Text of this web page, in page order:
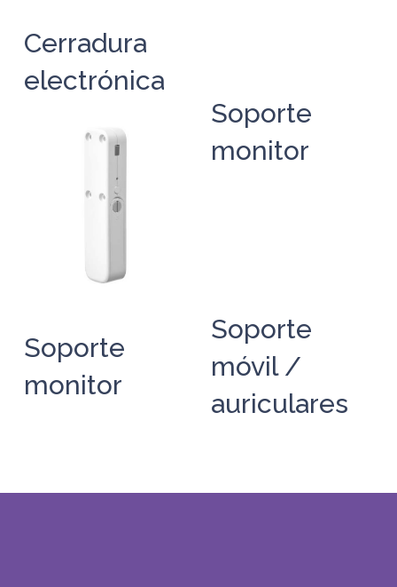
Cerradura
electrónica
Soporte
monitor
Soporte
monitor
Soporte
móvil /
auriculares